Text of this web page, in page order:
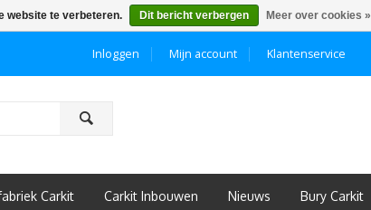
Klantenservice
Mijn account
Inloggen
ô
Carkit Carkit Inbouwen Nieuws Bury Carkit
website te verbeteren. Dit bericht verbergen Meer over cookies »